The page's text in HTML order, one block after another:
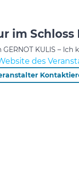
im
KULIS – Ich
des